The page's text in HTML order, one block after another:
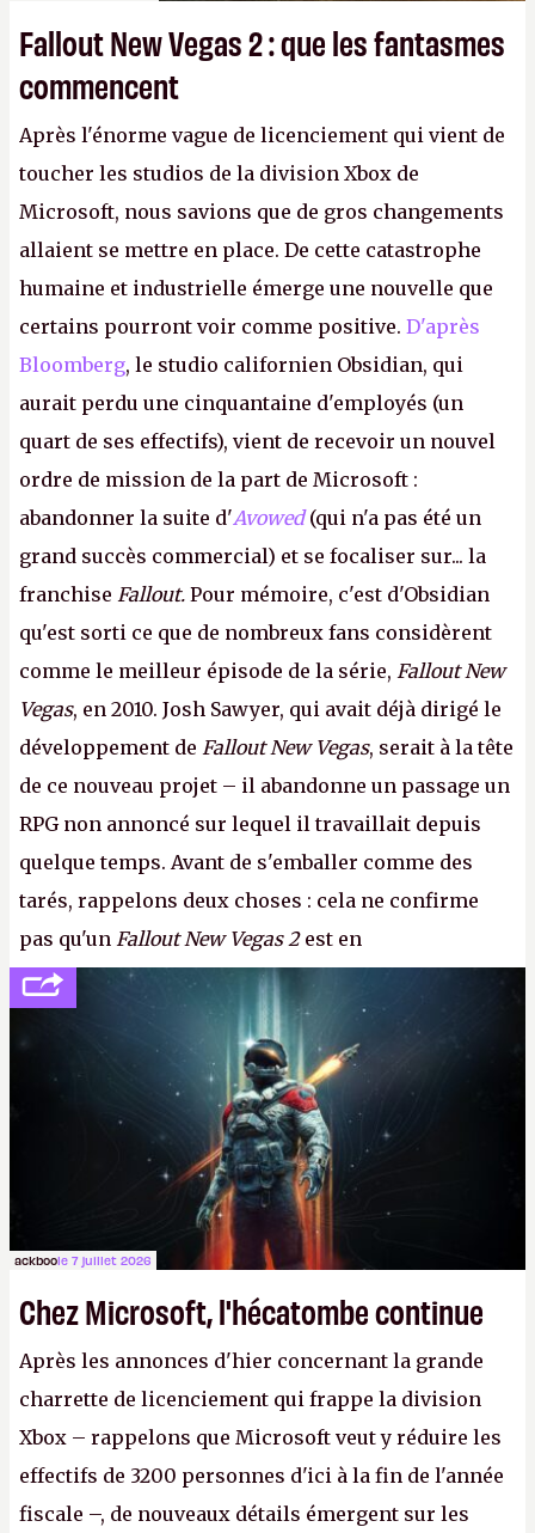
Fallout New Vegas 2 : que les fantasmes
commencent
Après l'énorme vague de licenciement qui vient de
toucher les studios de la division Xbox de
Microsoft, nous savions que de gros changements
allaient se mettre en place. De cette catastrophe
humaine et industrielle émerge une nouvelle que
certains pourront voir comme positive. D'après
Bloomberg, le studio californien Obsidian, qui
aurait perdu une cinquantaine d'employés (un
quart de ses effectifs), vient de recevoir un nouvel
ordre de mission de la part de Microsoft :
abandonner la suite d'Avowed(qui n'a pas été un
grand succès commercial) et se focaliser sur... la
franchise Fallout. Pour mémoire, c'est d'Obsidian
qu'est sorti ce que de nombreux fans considèrent
comme le meilleur épisode de la série, Fallout New
Vegas, en 2010. Josh Sawyer, qui avait déjà dirigé le
développement de Fallout New Vegas, serait à la tête
de ce nouveau projet – il abandonne un passage un
RPG non annoncé sur lequel il travaillait depuis
quelque temps. Avant de s'emballer comme des
tarés, rappelons deux choses : cela ne confirme
pas qu'un Fallout New Vegas 2est en
développement (pour ce que l'on sait, ils bossent
peut-être sur
Fallout Football ou
Fallout vs. Les
Lapins Crétins) et l'Obsidian d'aujourd'hui n'est plus
le même studio qu'il y a 15 ans. Mais bon, OK, on
peut commencer à fantasmer.A.
ackboole 7 juillet 2026
Chez Microsoft, l'hécatombe continue
Après les annonces d'hier concernant la grande
charrette de licenciement qui frappe la division
Xbox – rappelons que Microsoft veut y réduire les
effectifs de 3200 personnes d'ici à la fin de l'année
fiscale –, de nouveaux détails émergent sur les